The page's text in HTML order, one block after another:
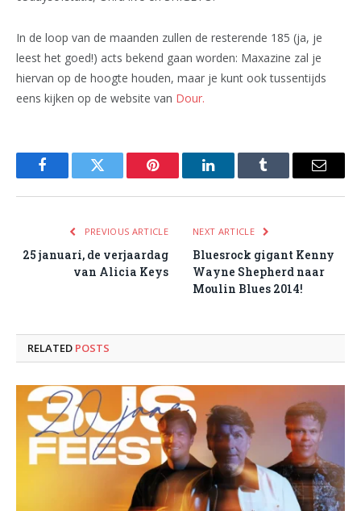
In de loop van de maanden zullen de resterende 185 (ja, je
leest het goed!) acts bekend gaan worden: Maxazine zal je
hiervan op de hoogte houden, maar je kunt ook tussentijds
eens kijken op de website van Dour.
FacebookTwitter Pinterest LinkedInTumblr Email
PREVIOUS ARTICLE
25 januari, de verjaardag
van Alicia Keys
NEXT ARTICLE
Bluesrock gigant Kenny
Wayne Shepherd naar
Moulin Blues 2014!
RELATED POSTS